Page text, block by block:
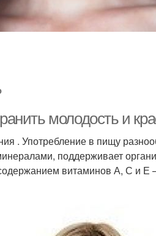
молодость и
. Употребление в пищу
поддерживает
витаминов А, С и Е